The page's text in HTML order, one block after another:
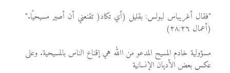
"فقال أغريباس لبولس: بقليل (أي تكاد( تقنعني أن أصير مسيحيًا."
(أعمال ٢٨:٢٦)
مسؤولية خادم المسيح المدعو من اﷲ هي إقناع الناس بالمسيحية. وعلى
عكس بعض الأديان الإنسانية